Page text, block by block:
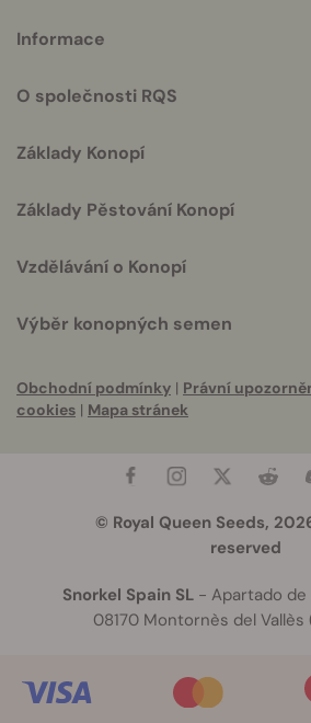
helpful
Informace
O společnosti RQS
Základy Konopí
Základy Pěstování Konopí
Vzdělávání o Konopí
Výběr konopných semen
Obchodní podmínky | Právní
cookies | Mapa stránek
© Royal Queen Seeds,
reserved
Snorkel Spain SL- Apartado de
08170 Montornès del Vallès